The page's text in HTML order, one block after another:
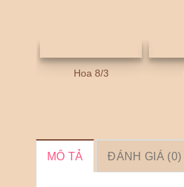
Hoa 8/3
MÔ TẢ ĐÁNH GIÁ (0)